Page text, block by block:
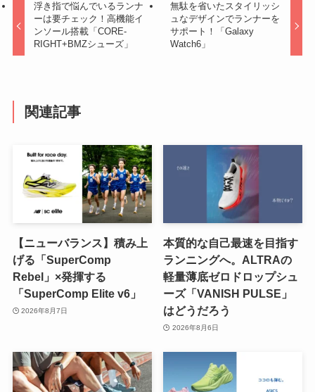
浮き指で悩んでいるランナ
ーは要チェック！高機能イ
ンソール搭載「CORE-
RIGHT+BMZシューズ」
無駄を省いたスタイリッシ
ュなデザインでランナーを
サポート！「Galaxy
Watch6」
関連記事
【ニューバランス】積み上
げる「SuperComp
Rebel」×発揮する
「SuperComp Elite v6」
2026年8月7日
本質的な自己最速を目指す
ランニングへ。ALTRAの
軽量薄底ゼロドロップシュ
ーズ「VANISH PULSE」
はどうだろう
2026年8月6日